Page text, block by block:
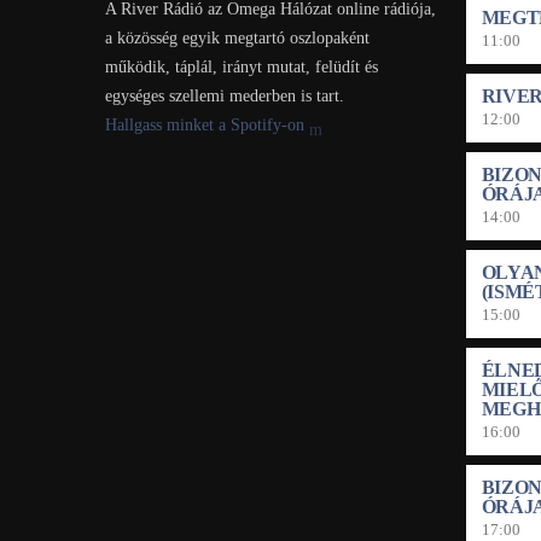
A River Rádió az Omega Hálózat online rádiója,
a közösség egyik megtartó oszlopaként
működik, táplál, irányt mutat, felüdít és
egységes szellemi mederben is tart.
Hallgass minket a Spotify-on
11:00
12:00
14:00
15:00
16:00
17:00